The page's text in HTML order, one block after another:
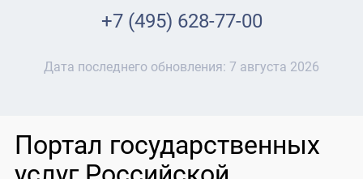
+7 (495) 628-77-00
Дата последнего обновления: 7 августа 2026
Портал государственных